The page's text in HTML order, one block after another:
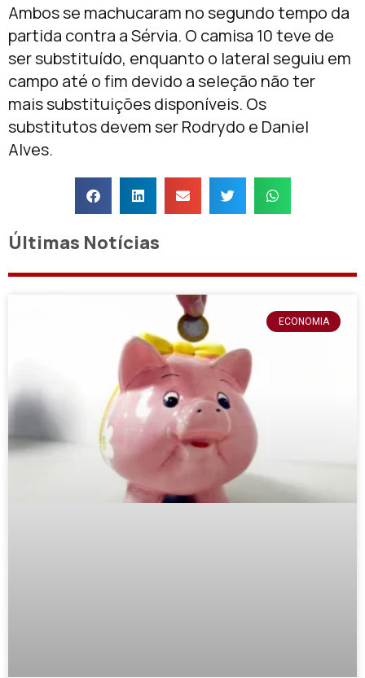
Ambos se machucaram no segundo tempo da
partida contra a Sérvia. O camisa 10 teve de
ser substituído, enquanto o lateral seguiu em
campo até o fim devido a seleção não ter
mais substituições disponíveis. Os
substitutos devem ser Rodrydo e Daniel
Alves.
Últimas Notícias
ECONOMIA